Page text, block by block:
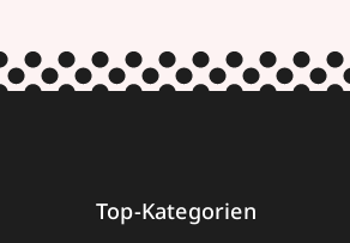
Top-Kategorien